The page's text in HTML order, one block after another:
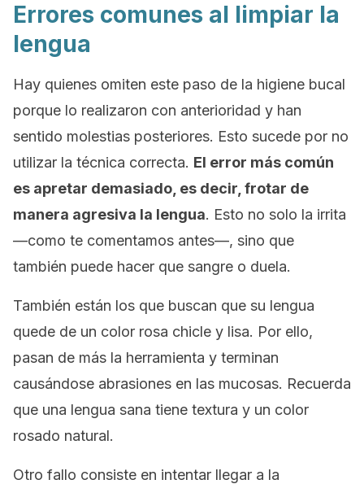
Errores comunes al limpiar la
lengua
Hay quienes omiten este paso de la higiene bucal
porque lo realizaron con anterioridad y han
sentido molestias posteriores. Esto sucede por no
utilizar la técnica correcta. El error más común
es apretar demasiado, es decir, frotar de
manera agresiva la lengua. Esto no solo la irrita
—como te comentamos antes—, sino que
también puede hacer que sangre o duela.
También están los que buscan que su lengua
quede de un color rosa chicle y lisa. Por ello,
pasan de más la herramienta y terminan
causándose abrasiones en las mucosas. Recuerda
que una lengua sana tiene textura y un color
rosado natural.
Otro fallo consiste en intentar llegar a la